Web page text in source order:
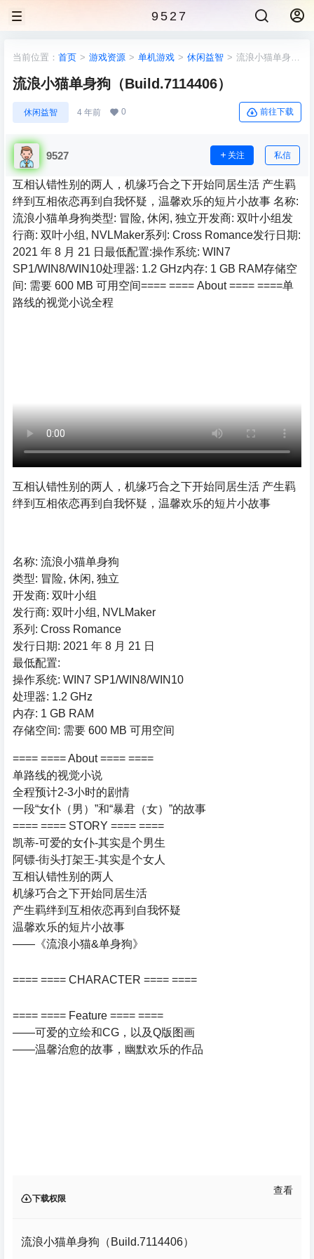
9527
当前位置： 首页 > 游戏资源 > 单机游戏 > 休闲益智 > 流浪小猫单身狗
流浪小猫单身狗（Build.7114406）
休闲益智 4 年前 0 前往下载
9527 关注 私信
互相认错性别的两人，机缘巧合之下开始同居生活 产生羁
绊到互相依恋再到自我怀疑，温馨欢乐的短片小故事 名称:
流浪小猫单身狗类型: 冒险, 休闲, 独立开发商: 双叶小组发
行商: 双叶小组, NVLMaker系列: Cross Romance发行日期:
2021 年 8 月 21 日最低配置:操作系统: WIN7
SP1/WIN8/WIN10处理器: 1.2 GHz内存: 1 GB RAM存储空
间: 需要 600 MB 可用空间==== ==== About ==== ====单
路线的视觉小说全程
互相认错性别的两人，机缘巧合之下开始同居生活 产生羁
绊到互相依恋再到自我怀疑，温馨欢乐的短片小故事
名称: 流浪小猫单身狗
类型: 冒险, 休闲, 独立
开发商: 双叶小组
发行商: 双叶小组, NVLMaker
系列: Cross Romance
发行日期: 2021 年 8 月 21 日
最低配置:
操作系统: WIN7 SP1/WIN8/WIN10
处理器: 1.2 GHz
内存: 1 GB RAM
存储空间: 需要 600 MB 可用空间
==== ==== About ==== ====
单路线的视觉小说
全程预计2-3小时的剧情
一段“女仆（男）”和“暴君（女）”的故事
==== ==== STORY ==== ====
凯蒂-可爱的女仆-其实是个男生
阿镖-街头打架王-其实是个女人
互相认错性别的两人
机缘巧合之下开始同居生活
产生羁绊到互相依恋再到自我怀疑
温馨欢乐的短片小故事
——《流浪小猫&单身狗》
==== ==== CHARACTER ==== ====
==== ==== Feature ==== ====
——可爱的立绘和CG，以及Q版图画
——温馨治愈的故事，幽默欢乐的作品
下载权限
查看
流浪小猫单身狗（Build.7114406）